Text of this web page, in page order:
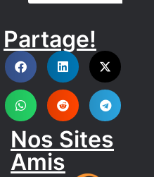
DISCORD
Partage!
Nos Sites
Amis